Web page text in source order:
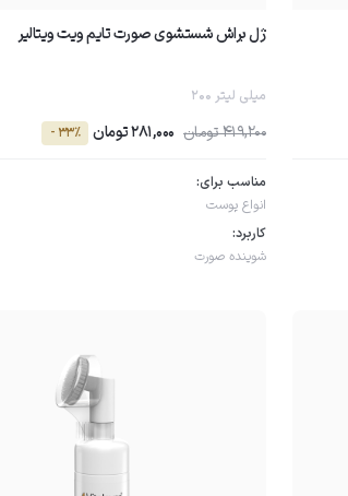
ژل براش شستشوی صورت تایم ویت ویتالیر
200 میلی لیتر
419,200 تومان 281,000 تومان - 33٪
مناسب برای:
انواع پوست
کاربرد:
شوینده صورت